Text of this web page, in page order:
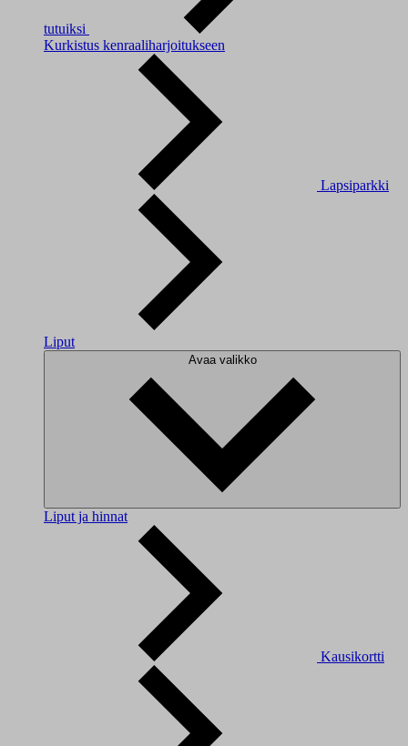
tutuiksi
Kurkistus kenraaliharjoitukseen
Lapsiparkki
Liput
Avaa valikko
Liput ja hinnat
Kausikortti